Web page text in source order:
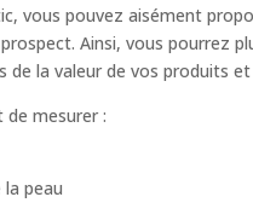
vous pouvez aisément
Ainsi, vous pourrez
de la valeur de vos produits
mesurer :
peau